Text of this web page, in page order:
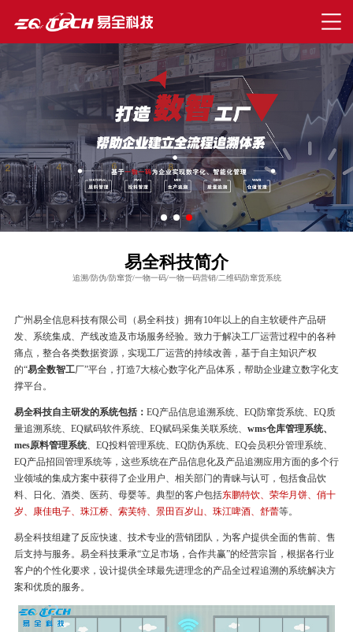
易全科技简介
追溯/防伪/防窜货/一物一码/一物一码营销/二维码防窜货系统
广州易全信息科技有限公司（易全科技）拥有10年以上的自主软硬件产品研
发、系统集成、产线改造及市场服务经验。致力于解决工厂运营过程中的各种
痛点，整合各类数据资源，实现工厂运营的持续改善，基于自主知识产权
的“易全数智工厂”平台，打造7大核心数字化产品体系，帮助企业建立数字化支
撑平台。
易全科技自主研发的系统包括： EQ产品信息追溯系统、EQ防窜货系统、EQ质
量追溯系统、EQ赋码软件系统、EQ赋码采集关联系统、 wms仓库管理系统、
mes原料管理系统、EQ投料管理系统、EQ防伪系统、EQ会员积分管理系统、
EQ产品招回管理系统等，这些系统在产品信息化及产品追溯应用方面的多个行
业领域的集成方案中获得了企业用户、相关部门的青睐与认可，包括食品饮
料、日化、酒类、医药、母婴等。典型的客户包括东鹏特饮、荣华月饼、俏十
岁、康佳电子、珠江桥、索芙特、景田百岁山、珠江啤酒、舒蕾等。
易全科技组建了反应快速、技术专业的营销团队，为客户提供全面的售前、售
后支持与服务。易全科技秉承“立足市场，合作共赢”的经营宗旨，根据各行业
客户的个性化要求，设计提供全球最先进理念的产品全过程追溯的系统解决方
案和优质的服务。